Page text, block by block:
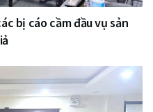
bị cáo cầm đầu vụ sản